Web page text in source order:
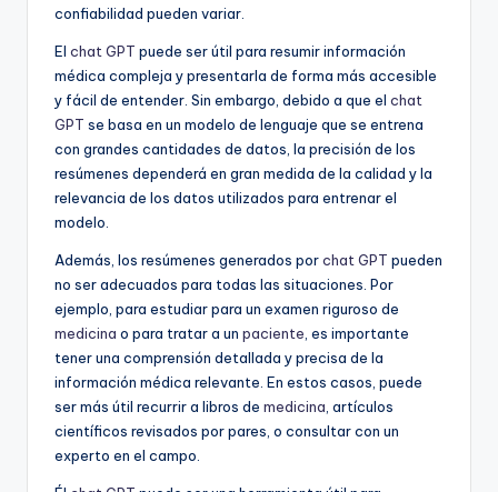
confiabilidad pueden variar.
El chat GPT puede ser útil para resumir información
médica compleja y presentarla de forma más accesible
y fácil de entender. Sin embargo, debido a que el chat
GPT se basa en un modelo de lenguaje que se entrena
con grandes cantidades de datos, la precisión de los
resúmenes dependerá en gran medida de la calidad y la
relevancia de los datos utilizados para entrenar el
modelo.
Además, los resúmenes generados porchat GPT pueden
no ser adecuados para todas las situaciones. Por
ejemplo, para estudiar para un examen riguroso de
medicina o para tratar a un paciente , es importante
tener una comprensión detallada y precisa de la
información médica relevante. En estos casos, puede
ser más útil recurrir a libros de medicina , artículos
científicos revisados por pares, o consultar con un
experto en el campo.